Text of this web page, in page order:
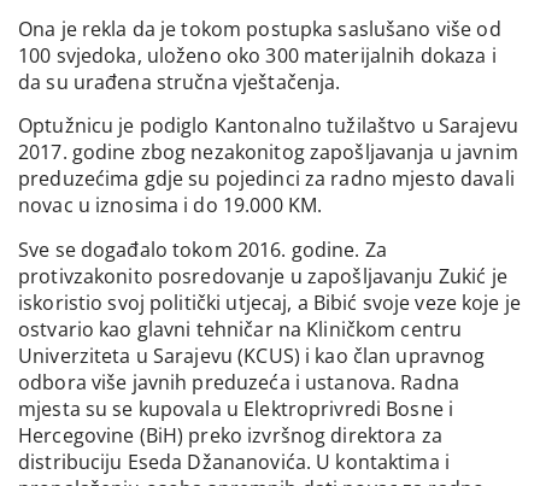
Ona je rekla da je tokom postupka saslušano više od
100 svjedoka, uloženo oko 300 materijalnih dokaza i
da su urađena stručna vještačenja.
Optužnicu je podiglo Kantonalno tužilaštvo u Sarajevu
2017. godine zbog nezakonitog zapošljavanja u javnim
preduzećima gdje su pojedinci za radno mjesto davali
novac u iznosima i do 19.000 KM.
Sve se događalo tokom 2016. godine. Za
protivzakonito posredovanje u zapošljavanju Zukić je
iskoristio svoj politički utjecaj, a Bibić svoje veze koje je
ostvario kao glavni tehničar na Kliničkom centru
Univerziteta u Sarajevu (KCUS) i kao član upravnog
odbora više javnih preduzeća i ustanova. Radna
mjesta su se kupovala u Elektroprivredi Bosne i
Hercegovine (BiH) preko izvršnog direktora za
distribuciju Eseda Džananovića. U kontaktima i